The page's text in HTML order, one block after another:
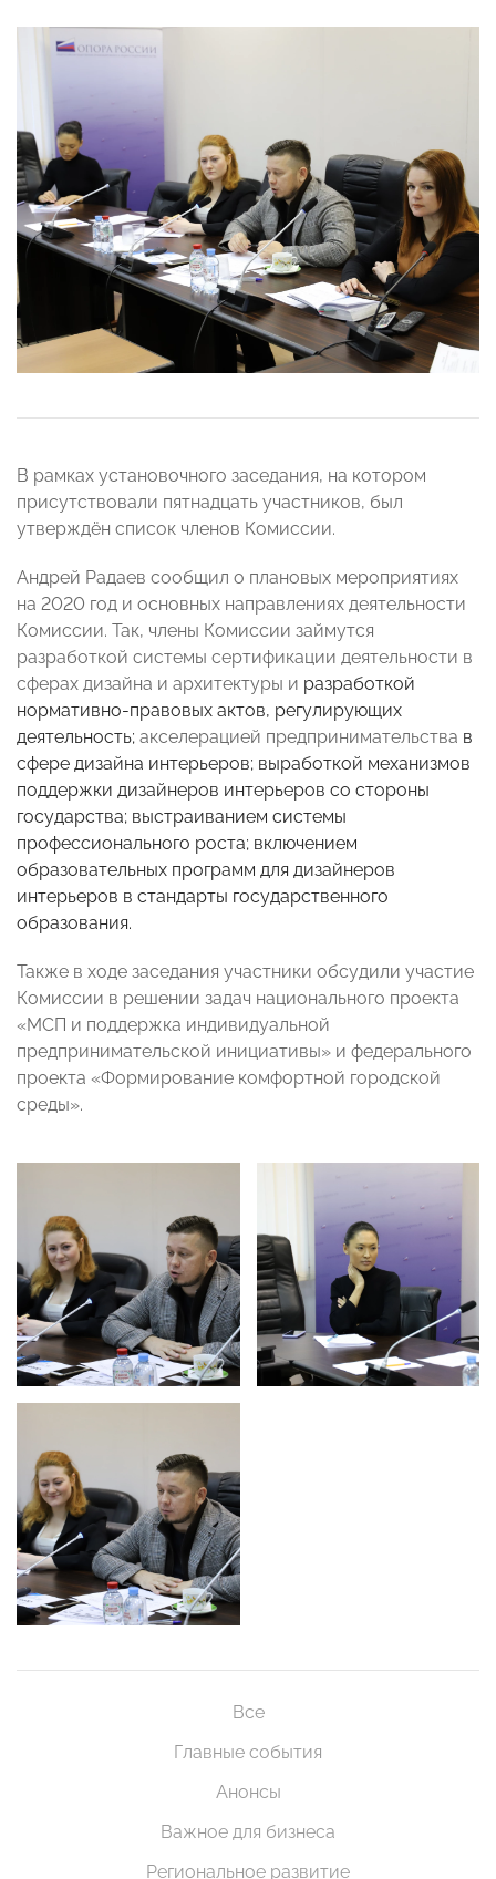
В рамках установочного заседания, на котором
присутствовали пятнадцать участников, был
утверждён список членов Комиссии.
Андрей Радаев сообщил о плановых мероприятиях
на 2020 год и основных направлениях деятельности
Комиссии. Так, члены Комиссии займутся
разработкой системы сертификации деятельности в
сферах дизайна и архитектуры и разработкой
нормативно-правовых актов, регулирующих
деятельность; акселерацией предпринимательства в
сфере дизайна интерьеров; выработкой механизмов
поддержки дизайнеров интерьеров со стороны
государства; выстраиванием системы
профессионального роста; включением
образовательных программ для дизайнеров
интерьеров в стандарты государственного
образования.
Также в ходе заседания участники обсудили участие
Комиссии в решении задач национального проекта
«МСП и поддержка индивидуальной
предпринимательской инициативы» и федерального
проекта «Формирование комфортной городской
среды».
Все
Главные события
Анонсы
Важное для бизнеса
Региональное развитие